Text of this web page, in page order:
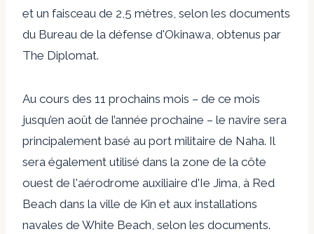
et un faisceau de 2,5 mètres, selon les documents
du Bureau de la défense d'Okinawa, obtenus par
The Diplomat.
Au cours des 11 prochains mois – de ce mois
jusqu’en août de l’année prochaine – le navire sera
principalement basé au port militaire de Naha. Il
sera également utilisé dans la zone de la côte
ouest de l'aérodrome auxiliaire d'Ie Jima, à Red
Beach dans la ville de Kin et aux installations
navales de White Beach, selon les documents.